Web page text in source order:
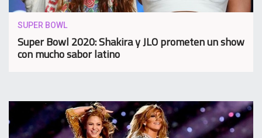
SUPER BOWL
Super Bowl 2020: Shakira y JLO prometen un show
con mucho sabor latino